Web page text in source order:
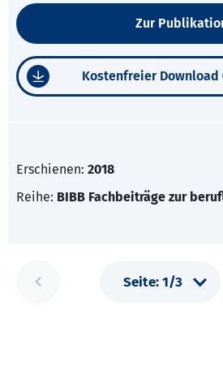
Zur
Kostenfreier Download
Erschienen: 2018
Reihe: BIBB Fachbeiträge zur